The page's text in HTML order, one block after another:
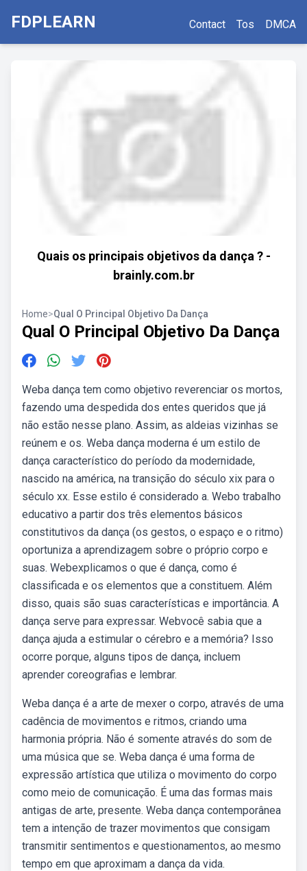
FDPLEARN Contact Tos DMCA
Quais os principais objetivos da dança ? -
brainly.com.br
Home>Qual O Principal Objetivo Da Dança
Qual O Principal Objetivo Da Dança
Weba dança tem como objetivo reverenciar os mortos,
fazendo uma despedida dos entes queridos que já
não estão nesse plano. Assim, as aldeias vizinhas se
reúnem e os. Weba dança moderna é um estilo de
dança característico do período da modernidade,
nascido na américa, na transição do século xix para o
século xx. Esse estilo é considerado a. Webo trabalho
educativo a partir dos três elementos básicos
constitutivos da dança (os gestos, o espaço e o ritmo)
oportuniza a aprendizagem sobre o próprio corpo e
suas. Webexplicamos o que é dança, como é
classificada e os elementos que a constituem. Além
disso, quais são suas características e importância. A
dança serve para expressar. Webvocê sabia que a
dança ajuda a estimular o cérebro e a memória? Isso
ocorre porque, alguns tipos de dança, incluem
aprender coreografias e lembrar.
Weba dança é a arte de mexer o corpo, através de uma
cadência de movimentos e ritmos, criando uma
harmonia própria. Não é somente através do som de
uma música que se. Weba dança é uma forma de
expressão artística que utiliza o movimento do corpo
como meio de comunicação. É uma das formas mais
antigas de arte, presente. Weba dança contemporânea
tem a intenção de trazer movimentos que consigam
transmitir sentimentos e questionamentos, ao mesmo
tempo em que aproximam a dança da vida.